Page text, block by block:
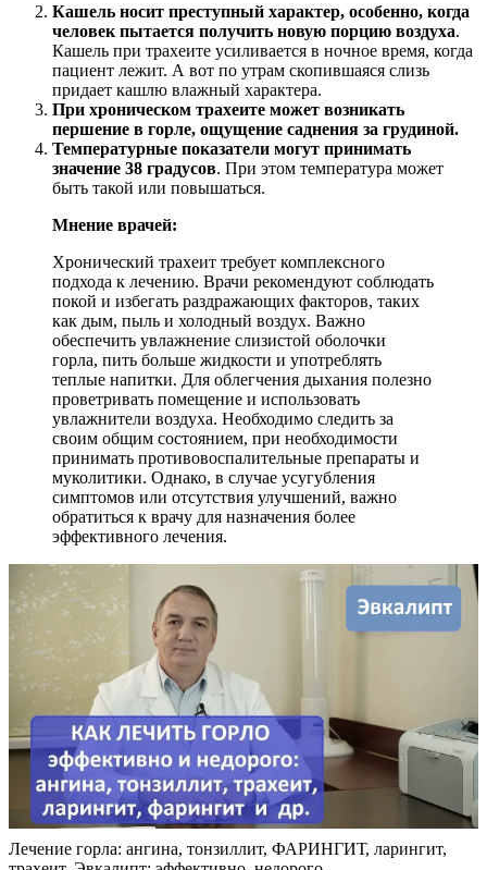
Кашель носит преступный характер, особенно, когда
человек пытается получить новую порцию воздуха.
Кашель при трахеите усиливается в ночное время, когда
пациент лежит. А вот по утрам скопившаяся слизь
придает кашлю влажный характера.
При хроническом трахеите может возникать
першение в горле, ощущение саднения за грудиной.
Температурные показатели могут принимать
значение 38 градусов. При этом температура может
быть такой или повышаться.
Мнение врачей:
Хронический трахеит требует комплексного
подхода к лечению. Врачи рекомендуют соблюдать
покой и избегать раздражающих факторов, таких
как дым, пыль и холодный воздух. Важно
обеспечить увлажнение слизистой оболочки
горла, пить больше жидкости и употреблять
теплые напитки. Для облегчения дыхания полезно
проветривать помещение и использовать
увлажнители воздуха. Необходимо следить за
своим общим состоянием, при необходимости
принимать противовоспалительные препараты и
муколитики. Однако, в случае усугубления
симптомов или отсутствия улучшений, важно
обратиться к врачу для назначения более
эффективного лечения.
Лечение горла: ангина, тонзиллит, ФАРИНГИТ, ларингит,